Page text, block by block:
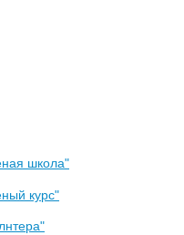
школа"
курс"